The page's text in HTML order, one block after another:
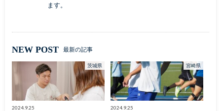
ます。
NEW POST 最新の記事
茨城県
2024.9.25
宮崎県
2024.9.25